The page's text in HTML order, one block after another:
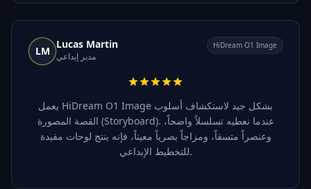
LM
Lucas Martin
مدير إبداعي
HiDream O1 Image
يعمل HiDream O1 Image بشكل جيد لاستكشاف أسلوب
القصة المصورة (Storyboard). عندما نعطيه تسلسلاً واضحاً،
وعنصراً متسقاً، ومزاجاً بصرياً معيناً، فإنه ينتج لوحات مفيدة
للتخطيط الإبداعي.